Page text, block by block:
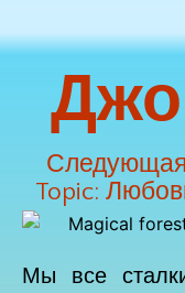
Topic:
Мы все